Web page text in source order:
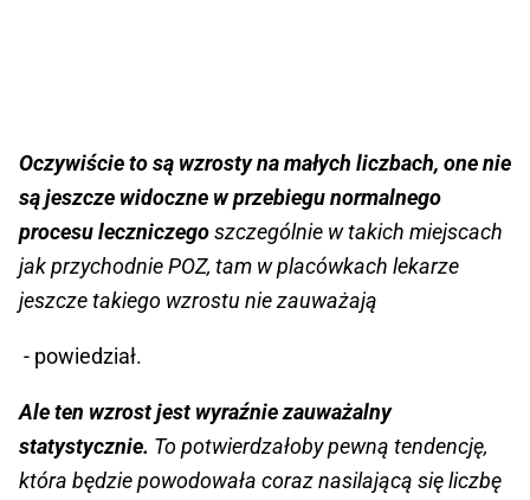
Oczywiście to są wzrosty na małych liczbach, one nie
są jeszcze widoczne w przebiegu normalnego
procesu leczniczegoszczególnie w takich miejscach
jak przychodnie POZ, tam w placówkach lekarze
jeszcze takiego wzrostu nie zauważają
- powiedział.
Ale ten wzrost jest wyraźnie zauważalny
statystycznie. To potwierdzałoby pewną tendencję,
która będzie powodowała coraz nasilającą się liczbę